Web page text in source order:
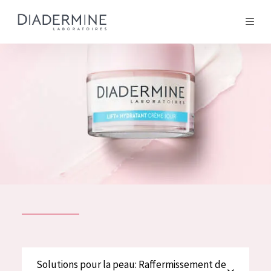
SOLUTIONS POUR LA PEAU
TOUS LES PRODUIT
Tous les Produit
Conseils Beauté
Solutions pour la peau: Raffermissement de